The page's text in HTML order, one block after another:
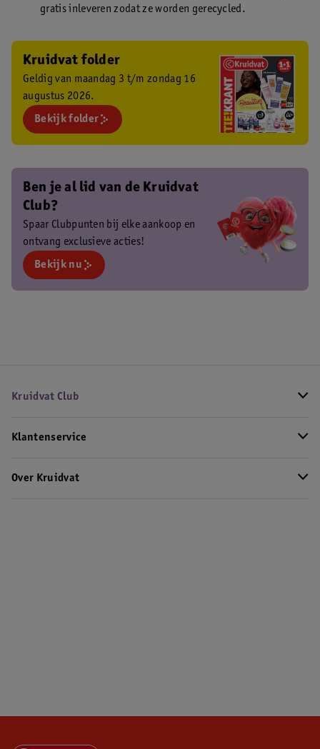
gratis inleveren zodat ze worden gerecycled.
Kruidvat folder
Geldig van maandag 3 t/m zondag 16
augustus 2026.
Bekijk folder
Ben je al lid van de Kruidvat
Club?
Spaar Clubpunten bij elke aankoop en
ontvang exclusieve acties!
Bekijk nu
Kruidvat Club
Klantenservice
Over Kruidvat